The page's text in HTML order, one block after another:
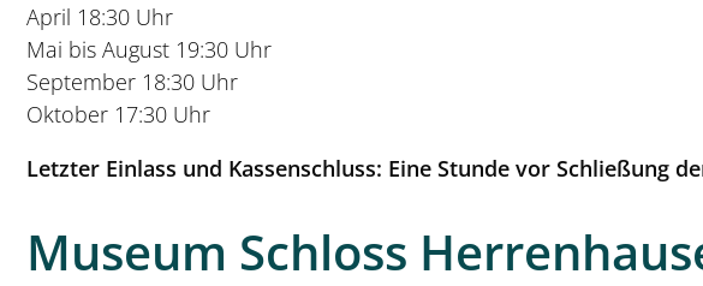
April 18:30 Uhr
Mai bis August 19:30 Uhr
September 18:30 Uhr
Oktober 17:30 Uhr
Letzter Einlass und Kassenschluss: Eine Stunde vor Schließung
Museum Schloss